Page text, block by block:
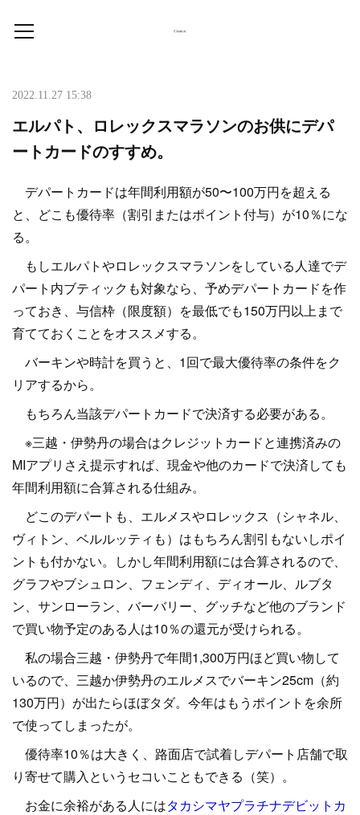
2022.11.27 15:38
エルパト、ロレックスマラソンのお供にデパ
ートカードのすすめ。
デパートカードは年間利用額が50〜100万円を超える
と、どこも優待率（割引またはポイント付与）が10％にな
る。
もしエルパトやロレックスマラソンをしている人達でデ
パート内ブティックも対象なら、予めデパートカードを作
っておき、与信枠（限度額）を最低でも150万円以上まで
育てておくことをオススメする。
バーキンや時計を買うと、1回で最大優待率の条件をク
リアするから。
もちろん当該デパートカードで決済する必要がある。
※三越・伊勢丹の場合はクレジットカードと連携済みの
MIアプリさえ提示すれば、現金や他のカードで決済しても
年間利用額に合算される仕組み。
どこのデパートも、エルメスやロレックス（シャネル、
ヴィトン、ベルルッティも）はもちろん割引もないしポイ
ントも付かない。しかし年間利用額には合算されるので、
グラフやブシュロン、フェンディ、ディオール、ルブタ
ン、サンローラン、バーバリー、グッチなど他のブランド
で買い物予定のある人は10％の還元が受けられる。
私の場合三越・伊勢丹で年間1,300万円ほど買い物して
いるので、三越か伊勢丹のエルメスでバーキン25cm（約
130万円）が出たらほぼタダ。今年はもうポイントを余所
で使ってしまったが。
優待率10％は大きく、路面店で試着しデパート店舗で取
り寄せて購入というセコいこともできる（笑）。
お金に余裕がある人にはタカシマヤプラチナデビットカ